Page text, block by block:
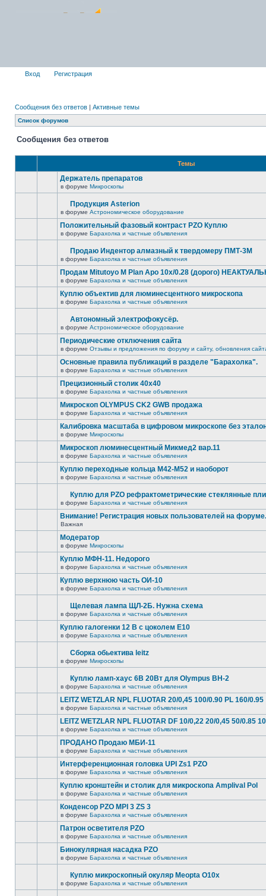
Вход Регистрация
Сообщения без ответов | Активные темы
Список форумов
Сообщения без ответов
Темы
Держатель препаратов
в форуме Микроскопы
Продукция Asterion
в форуме Астрономическое оборудование
Положительный фазовый контраст PZO Куплю
в форуме Барахолка и частные объявления
Продаю Индентор алмазный к твердомеру ПМТ-3М
в форуме Барахолка и частные объявления
Продам Mitutoyo M Plan Apo 10x/0.28 (дорого)
в форуме Барахолка и частные объявления
Куплю объектив для люминесцентного микроскопа
в форуме Барахолка и частные объявления
Автономный электрофокусёр.
в форуме Астрономическое оборудование
Периодические отключения сайта
в форуме Отзывы и предложения по форуму и сайту, обновления
Основные правила публикаций в разделе "Барахолка".
в форуме Барахолка и частные объявления
Прецизионный столик 40х40
в форуме Барахолка и частные объявления
Микроскоп OLYMPUS CK2 GWB продажа
в форуме Барахолка и частные объявления
Калибровка масштаба в цифровом микроскопе без
в форуме Микроскопы
Микроскоп люминесцентный Микмед2 вар.11
в форуме Барахолка и частные объявления
Куплю переходные кольца М42-М52 и наоборот
в форуме Барахолка и частные объявления
Куплю для PZO рефрактометрические стеклянные
в форуме Барахолка и частные объявления
Внимание! Регистрация новых пользователей на форуме.
Важная
Модератор
в форуме Микроскопы
Куплю МФН-11. Недорого
в форуме Барахолка и частные объявления
Куплю верхнюю часть ОИ-10
в форуме Барахолка и частные объявления
Щелевая лампа ЩЛ-2Б. Нужна схема
в форуме Барахолка и частные объявления
Куплю галогенки 12 В с цоколем Е10
в форуме Барахолка и частные объявления
Сборка обьектива leitz
в форуме Микроскопы
Куплю ламп-хаус 6В 20Вт для Olympus BH-2
в форуме Барахолка и частные объявления
LEITZ WETZLAR NPL FLUOTAR 20/0,45 100/0.90 PL 160/0.95
в форуме Барахолка и частные объявления
LEITZ WETZLAR NPL FLUOTAR DF 10/0,22 20/0,45 50/0.85
в форуме Барахолка и частные объявления
ПРОДАНО Продаю МБИ-11
в форуме Барахолка и частные объявления
Интерференционная головка UPI Zs1 PZO
в форуме Барахолка и частные объявления
Куплю кронштейн и столик для микроскопа Amplival Pol
в форуме Барахолка и частные объявления
Конденсор PZO MPI 3 ZS 3
в форуме Барахолка и частные объявления
Патрон осветителя PZO
в форуме Барахолка и частные объявления
Бинокулярная насадка PZO
в форуме Барахолка и частные объявления
Куплю микроскопный окуляр Meopta O10x
в форуме Барахолка и частные объявления